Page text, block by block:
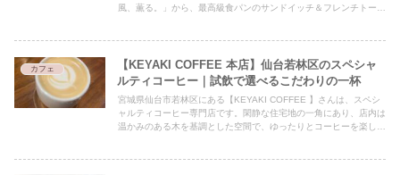
風、薫る。」から、最高級食パンのサンドイッチ＆フレンチトース
カフェ
【KEYAKI COFFEE 本店】仙台若林区のスペシャ
ルティコーヒー｜試飲で選べるこだわりの一杯
宮城県仙台市若林区にある【KEYAKI COFFEE 】さんは、スペシ
ャルティコーヒー専門店です。閑静な住宅地の一角にあり、店内は
温かみのある木を基調とした空間で、ゆったりとコーヒーを楽しむ